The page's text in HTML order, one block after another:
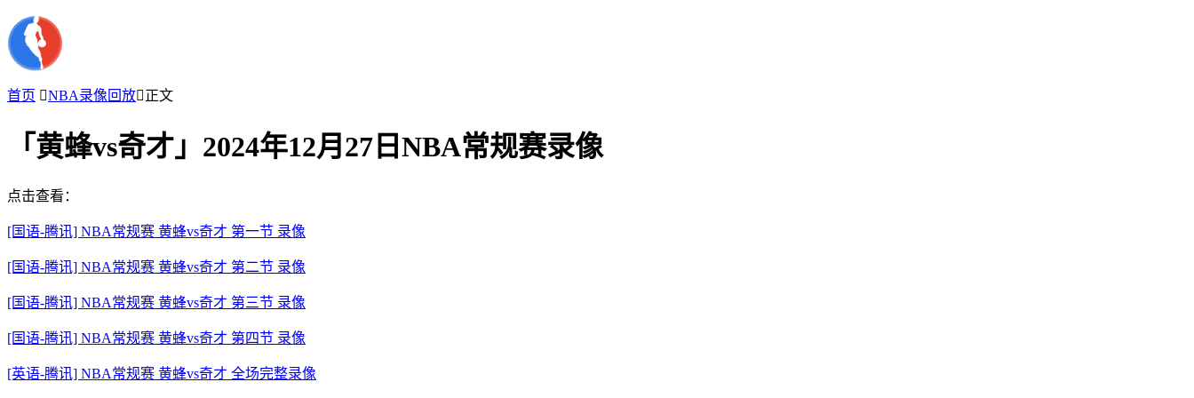
首页 NBA录像回放正文
「黄蜂vs奇才」2024年12月27日NBA常规赛录像
点击查看：
[国语-腾讯] NBA常规赛 黄蜂vs奇才 第一节 录像
[国语-腾讯] NBA常规赛 黄蜂vs奇才 第二节 录像
[国语-腾讯] NBA常规赛 黄蜂vs奇才 第三节 录像
[国语-腾讯] NBA常规赛 黄蜂vs奇才 第四节 录像
[英语-腾讯] NBA常规赛 黄蜂vs奇才 全场完整录像